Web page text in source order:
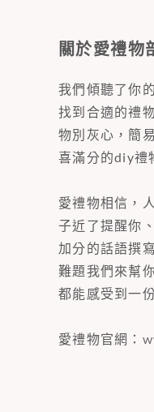
關於愛禮物
我們傾聽了你
找到合適的禮
物別灰心，簡
喜滿分的diy禮
愛禮物相信，
子近了提醒你
加分的話語撰
難題我們來幫
都能感受到一
愛禮物官網：